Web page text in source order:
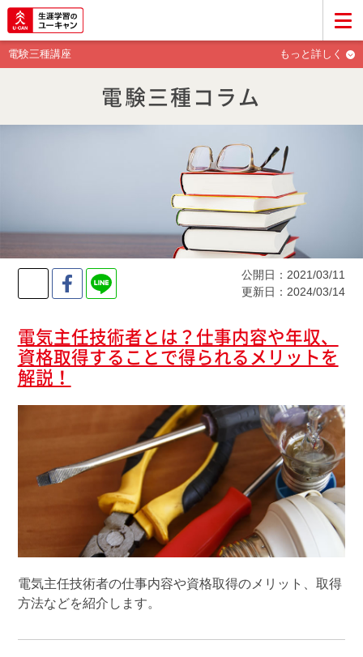
電験三種講座 もっと詳しく
電験三種コラム
Facebook
LINE
公開日：2021/03/11
更新日：2024/03/14
電気主任技術者とは？仕事内容や年収、
資格取得することで得られるメリットを
解説！
電気主任技術者の仕事内容や資格取得のメリット、取得
方法などを紹介します。